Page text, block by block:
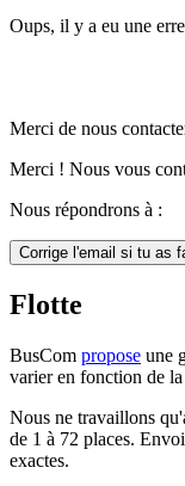
Oups, il y a eu une
Merci de nous
Merci ! Nous vous
Nous répondrons à :
Corrige l'email si tu as
Flotte
BusCom propose une
varier en fonction de
Nous ne travaillons
de 1 à 72 places.
exactes.